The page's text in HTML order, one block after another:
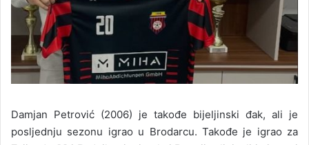
Damjan Petrović (2006) je takođe bijeljinski đak, ali je
posljednju sezonu igrao u Brodarcu. Takođe je igrao za